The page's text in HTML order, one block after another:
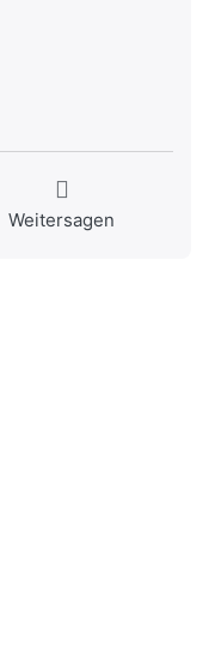
Weitersagen